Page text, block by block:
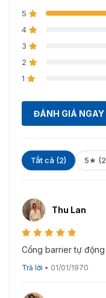
5
4
3
2
1
ĐÁNH GIÁ NGAY
Tất cả (2) 5★
Thu Lan
Cổng barrier tự
Trả lời • 01/01/1970